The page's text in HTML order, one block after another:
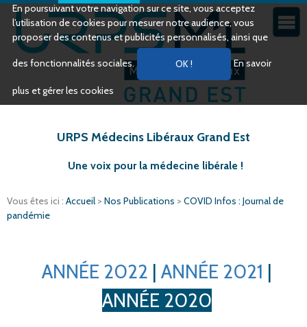
En poursuivant votre navigation sur ce site, vous acceptez
l’utilisation de cookies pour mesurer notre audience, vous
proposer des contenus et publicités personnalisés, ainsi que
des fonctionnalités sociales. En savoir
plus et gérer les cookies
URPS Médecins Libéraux Grand Est
Une voix pour la médecine libérale !
Vous êtes ici : Accueil > Nos Publications > COVID Infos : Journal de
pandémie
ANNÉE 2022 | ANNÉE 2021 |
ANNÉE 2020